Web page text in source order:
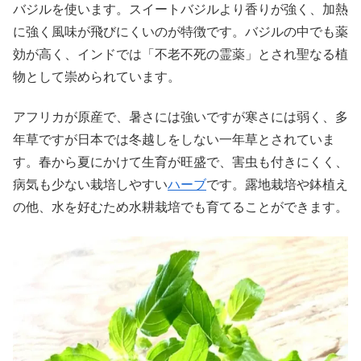
バジルを使います。スイートバジルより香りが強く、加熱
に強く風味が飛びにくいのが特徴です。バジルの中でも薬
効が高く、インドでは「不老不死の霊薬」とされ聖なる植
物として崇められています。
アフリカが原産で、暑さには強いですが寒さには弱く、多
年草ですが日本では冬越しをしない一年草とされていま
す。春から夏にかけて生育が旺盛で、害虫も付きにくく、
病気も少ない栽培しやすいハーブです。露地栽培や鉢植え
の他、水を好むため水耕栽培でも育てることができます。